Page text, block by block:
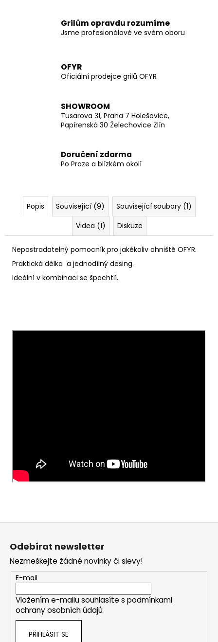
Grilům opravdu rozumíme
Jsme profesionálové ve svém oboru
OFYR
Oficiální prodejce grilů OFYR
SHOWROOM
Tusarova 31, Praha 7 Holešovice,
Papírenská 30 Želechovice Zlín
Doručení zdarma
Po Praze a blízkém okolí
Popis Související (9)
Související soubory (1)
Videa (1)
Diskuze
Nepostradatelný pomocník pro jakékoliv ohniště OFYR.
Praktická délka a jednodílný desing.
Ideální v kombinaci se špachtlí.
Z
Odebírat newsletter
Nezmeškejte žádné novinky či slevy!
E-mail
Vložením e-mailu souhlasíte s podmínkami
ochrany osobních údajů
PŘIHLÁSIT SE